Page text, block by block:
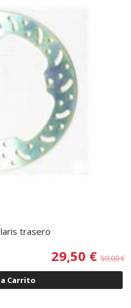
trasero
29,50 € 59,00 €
Carrito